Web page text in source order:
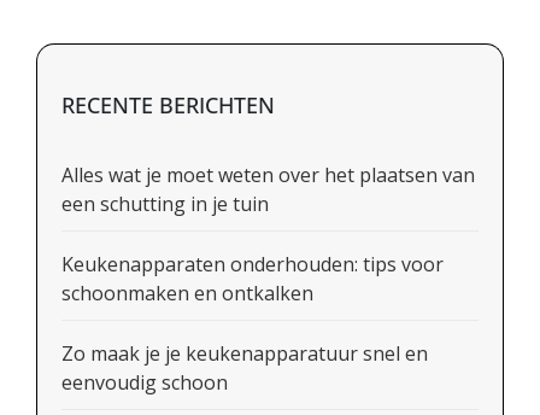
RECENTE BERICHTEN
Alles wat je moet weten over het plaatsen van
een schutting in je tuin
Keukenapparaten onderhouden: tips voor
schoonmaken en ontkalken
Zo maak je je keukenapparatuur snel en
eenvoudig schoon